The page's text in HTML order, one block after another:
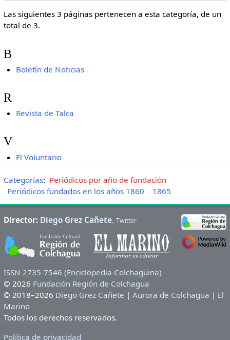
Las siguientes 3 páginas pertenecen a esta categoría, de un
total de 3.
B
Boletín de Noticias
R
Revista de Talca
V
El Voluntario
Categorías: Periódicos por año de fundación
Periódicos fundados en los años 1860
1865
Director: Diego Grez Cañete. Twitter
ISSN 2735-7546 (Enciclopedia Colchagüina)
© 2026 Fundación Región de Colchagua
© 2018–2026 Diego Grez Cañete | Aurora de Colchagua | El
Marino
Todos los derechos reservados.
Política de privacidad